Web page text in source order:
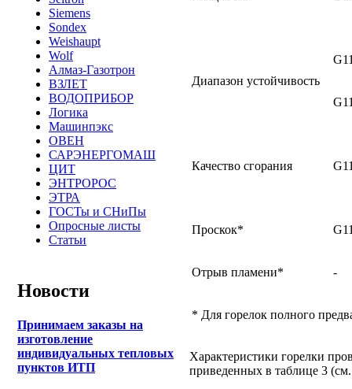
Siemens
Sondex
Weishaupt
Wolf
Алмаз-Газотрон
ВЗЛЕТ
ВОДОПРИБОР
Логика
Машинпэкс
ОВЕН
САРЭНЕРГОМАШ
ЦИТ
ЭНТРОРОС
ЭТРА
ГОСТы и СНиПы
Опросные листы
Статьи
Новости
Принимаем заказы на
изготовление
индивидуальных тепловых
пунктов ИТП
Диапазон устойчивость
Качество сгорания
Проскок*
Отрыв пламени* -
* Для горелок полного
Характеристики горелки
приведенных в таблице 3